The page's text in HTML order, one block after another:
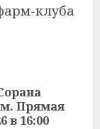
клуба
Прямая
в 16:00